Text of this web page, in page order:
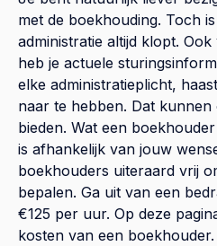
met de boekhouding. Toch
administratie altijd klopt.
heb je actuele
elke administratieplicht,
naar te hebben. Dat
bieden. Wat een
is afhankelijk van jouw
boekhouders uiteraard vrij
bepalen. Ga uit van een
€125 per uur. Op deze
kosten van een boekhouder.